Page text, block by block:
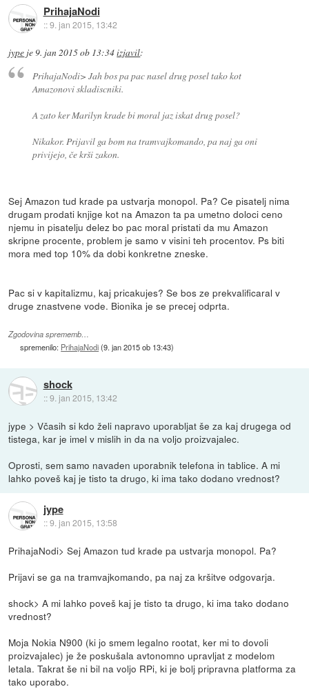
PrihajaNodi
::9. jan 2015, 13:42
jype je9. jan 2015 ob 13:34izjavil:
PrihajaNodi> Jah bos pa pac nasel drug posel tako kot
Amazonovi skladiscniki.
A zato ker Marilyn krade bi moral jaz iskat drug posel?
Nikakor. Prijavil ga bom na tramvajkomando, pa naj ga oni
privijejo, če krši zakon.
Sej Amazon tud krade pa ustvarja monopol. Pa? Ce pisatelj nima
drugam prodati knjige kot na Amazon ta pa umetno doloci ceno
njemu in pisatelju delez bo pac moral pristati da mu Amazon
skripne procente, problem je samo v visini teh procentov. Ps biti
mora med top 10% da dobi konkretne zneske.
Pac si v kapitalizmu, kaj pricakujes? Se bos ze prekvalificaral v
druge znastvene vode. Bionika je se precej odprta.
Zgodovina sprememb…
spremenilo: PrihajaNodi(9. jan 2015 ob 13:43)
shock
::9. jan 2015, 13:42
jype > Včasih si kdo želi napravo uporabljat še za kaj drugega od
tistega, kar je imel v mislih in da na voljo proizvajalec.
Oprosti, sem samo navaden uporabnik telefona in tablice. A mi
lahko poveš kaj je tisto ta drugo, ki ima tako dodano vrednost?
jype
::9. jan 2015, 13:58
PrihajaNodi> Sej Amazon tud krade pa ustvarja monopol. Pa?
Prijavi se ga na tramvajkomando, pa naj za kršitve odgovarja.
shock> A mi lahko poveš kaj je tisto ta drugo, ki ima tako dodano
vrednost?
Moja Nokia N900 (ki jo smem legalno rootat, ker mi to dovoli
proizvajalec) je že poskušala avtonomno upravljat z modelom
letala. Takrat še ni bil na voljo RPi, ki je bolj pripravna platforma za
tako uporabo.